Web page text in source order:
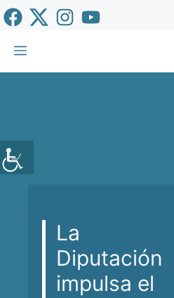
Vés
al
contingut
Menu
La
Diputación
impulsa el